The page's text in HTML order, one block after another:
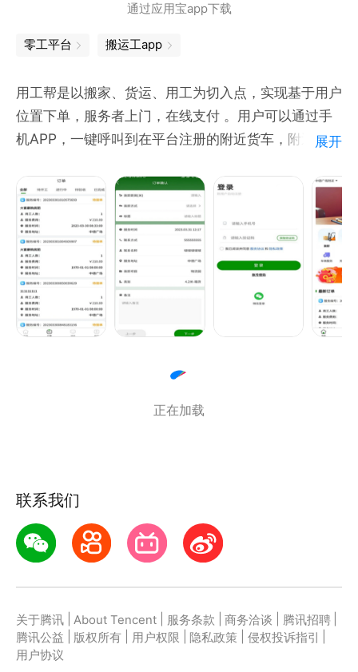
通过应用宝app下载
零工平台 搬运工app
用工帮是以搬家、货运、用工为切入点，实现基于用户
位置下单，服务者上门，在线支付 。用户可以通过手
机APP，一键呼叫到在平台注册的附近货车，附近的货
展开
正在加载
联系我们
关于腾讯 About Tencent 服务条款 商务洽谈 腾讯招聘
腾讯公益
版权所有 用户权限 隐私政策 侵权投诉指引
用户协议